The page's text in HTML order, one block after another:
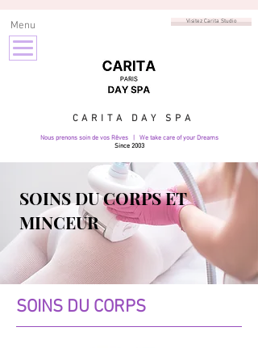
Menu Visitez Carita Studio
CARITA DAY SPA
Nous prenons soin de vos Rêves | We take care of your Dreams
Since 2003
SOINS DU CORPS ET
MINCEUR
SOINS DU CORPS